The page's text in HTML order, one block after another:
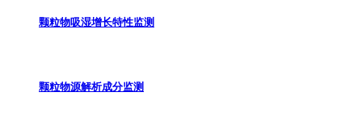
颗粒物吸湿增长特性监测
颗粒物源解析成分监测